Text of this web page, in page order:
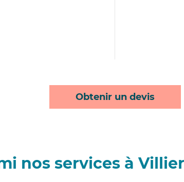
Obtenir un devis
nos services à